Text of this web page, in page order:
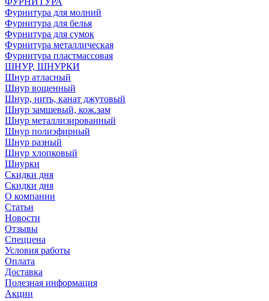
Фурнитура для молний
Фурнитура для белья
Фурнитура для сумок
Фурнитура металлическая
Фурнитура пластмассовая
ШНУР, ШНУРКИ
Шнур атласный
Шнур вощенный
Шнур, нить, канат джутовый
Шнур замшевый, кож.зам
Шнур металлизированный
Шнур полиэфирный
Шнур разный
Шнур хлопковый
Шнурки
Скидки дня
Скидки дня
О компании
Статьи
Новости
Отзывы
Спеццена
Условия работы
Оплата
Доставка
Полезная информация
Акции